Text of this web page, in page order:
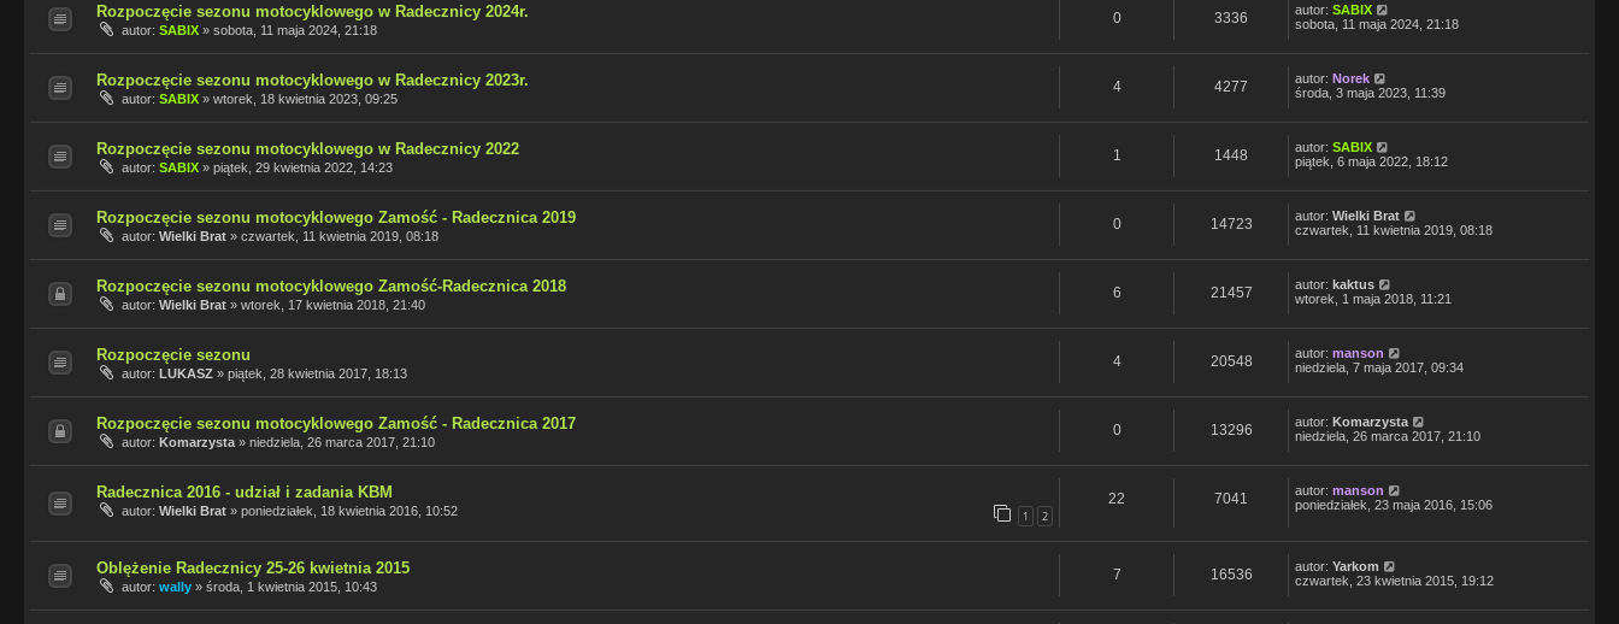
Rozpoczęcie sezonu motocyklowego w Radecznicy 2024r.
autor: SABIX » sobota, 11 maja 2024, 21:18
0 3336 autor: SABIX
sobota, 11 maja 2024, 21:18
Rozpoczęcie sezonu motocyklowego w Radecznicy 2023r.
autor: SABIX » wtorek, 18 kwietnia 2023, 09:25
4 4277 autor: Norek
środa, 3 maja 2023, 11:39
Rozpoczęcie sezonu motocyklowego w Radecznicy 2022
autor: SABIX » piątek, 29 kwietnia 2022, 14:23
1 1448 autor: SABIX
piątek, 6 maja 2022, 18:12
Rozpoczęcie sezonu motocyklowego Zamość - Radecznica 2019
autor: Wielki Brat » czwartek, 11 kwietnia 2019, 08:18
0 14723 autor: Wielki Brat
czwartek, 11 kwietnia 2019, 08:18
Rozpoczęcie sezonu motocyklowego Zamość-Radecznica 2018
autor: Wielki Brat » wtorek, 17 kwietnia 2018, 21:40
6 21457 autor: kaktus
wtorek, 1 maja 2018, 11:21
Rozpoczęcie sezonu
autor: LUKASZ » piątek, 28 kwietnia 2017, 18:13
4 20548 autor: manson
niedziela, 7 maja 2017, 09:34
Rozpoczęcie sezonu motocyklowego Zamość - Radecznica 2017
autor: Komarzysta » niedziela, 26 marca 2017, 21:10
0 13296 autor: Komarzysta
niedziela, 26 marca 2017, 21:10
Radecznica 2016 - udział i zadania KBM
autor: Wielki Brat » poniedziałek, 18 kwietnia 2016, 10:52 1 2
22 7041 autor: manson
poniedziałek, 23 maja 2016, 15:06
Oblężenie Radecznicy 25-26 kwietnia 2015
autor: wally » środa, 1 kwietnia 2015, 10:43
7 16536 autor: Yarkom
czwartek, 23 kwietnia 2015, 19:12